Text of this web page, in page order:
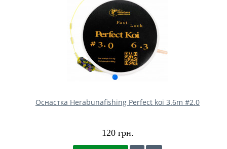
Оснастка Herabunafishing Perfect koі 3.6m #2.0
120 грн.